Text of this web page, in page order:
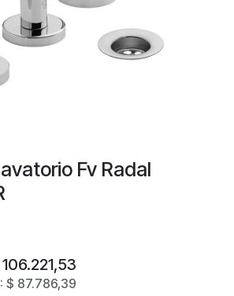
Fv Radal
106.221,53
$ 87.786,39